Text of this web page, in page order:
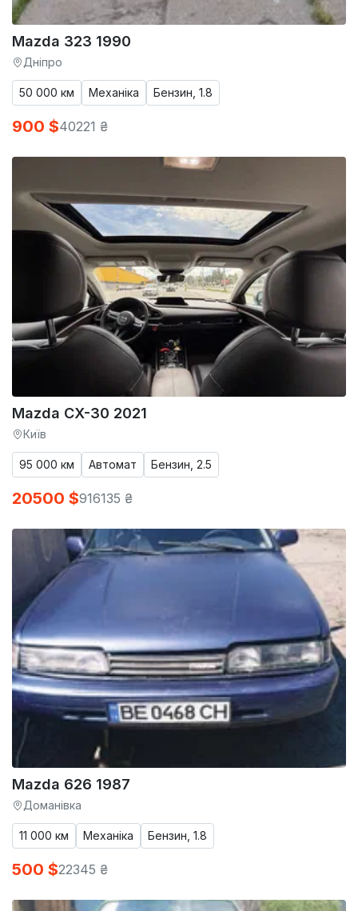
Mazda 323 1990
Дніпро
50 000 км Механіка Бензин, 1.8
900 $40221 ₴
Mazda CX-30 2021
Київ
95 000 км Автомат Бензин, 2.5
20500 $916135 ₴
Mazda 626 1987
Доманівка
11 000 км Механіка Бензин, 1.8
500 $22345 ₴